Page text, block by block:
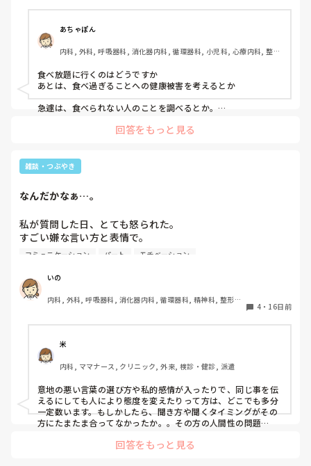
休みの日もいろいろ考えてしまって
休んだ気がしません。
旦那からは、
いろいろ焦らなくていいと思うよ、と。
そうなんだけどねぇ…。
時間は止まってくれませんし。
焦ると良くないのは痛いほど分かります。
だけど、ずっと心がそわそわして。
ずっと、またこういう時間の繰り返しで。
あぁー、いい加減疲れる…。
そういうときのツールとして使うのがノートやチャッピーです
ね。
自分の頭の中の思考を吐き出さないとパンクしちゃうから……
(ㆆᴥㆆ )ﾁｰﾝ
昔から食べる量が多くて、
看護師時代は食べたい物を食べたい時に
たくさん食べてました。
(とはいえ節制はしてました)
けど今はパートだし、
旦那に家のお金を全部出してもらってるから
食べたい物を好きに買って食べるとかは
まずすぐ旦那に言います。
｢ファミチキが食べたくなった…｣
などなど。
そう言うと、いつもなだめてくれるから
こう…今の自分の食に関する欲に使うお金が、
すごく無駄遣いのような感覚なんです。
｢食べたいなら食べてもいいと思うよ｣
と言ってくれる時もあるんです。
先程言った通り、
家のお金をしてもらってるから
自分が好きな物食べるなんてありえないって
思ってしまって勝手に我慢してるんです。
旦那に何度も言いました。
あちゃぽん
内科, 外科, 呼吸器科, 消化器内科, 循環器科, 小児科, 心療内科, 整形
合診療科, 救急科, 超急性期, ICU, CCU, HCU, その他の科, ママナー
ス, 外来, 神経内科, 脳神経外科, NICU, 消化器外科, 一般病院, 慢性
期, 回復期, 終末期, オペ室, 透析, 検診・健診
食べ放題に行くのはどうですか
あとは、食べ過ぎることへの健康被害を考えるとか
急遽は、食べられない人のことを調べるとか。
アレルギーを調べるとか
結局は欲求って満たすか別の欲求に逸らすかしないと
回答をもっと見る
雑談・つぶやき
なんだかなぁ…。
私が質問した日、とても怒られた。
すごい嫌な言い方と表情で。
しているのが聞こえて、
でも私は何の話か明確じゃなかったから
自分の業務を続けた。
その人には普通に答えてた。
なんなら機嫌良く、｢そうそう！｣って。
私が質問した次の日、また別の人が
私とは別の質問だけど同じ業務の質問を
していた。
その人も怒られなかった。
私だけ、やっぱり、私だけ。
コミュニケーション パート モチベーション
いの
内科, 外科, 呼吸器科, 消化器内科, 循環器科, 精神科, 整形外
4・ 16日前
米
内科, ママナース, クリニック, 外来, 検診・健診, 派遣
意地の悪い言葉の選び方や私的感情が入ったりで、同じ事を伝
えるにしても人により態度を変えたりって方は、どこでも多分
一定数います。もしかしたら、聞き方や聞くタイミングがその
方にたまたま合ってなかったか。。その方の人間性の問題
な思いはあるかもしれませんが、業務上確認で聞いてるわけな
回答をもっと見る